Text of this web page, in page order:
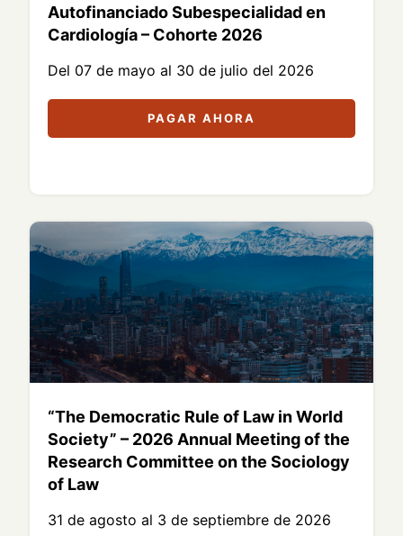
Autofinanciado Subespecialidad en
Cardiología – Cohorte 2026
Del 07 de mayo al 30 de julio del 2026
PAGAR AHORA
“The Democratic Rule of Law in World
Society” – 2026 Annual Meeting of the
Research Committee on the Sociology
of Law
31 de agosto al 3 de septiembre de 2026